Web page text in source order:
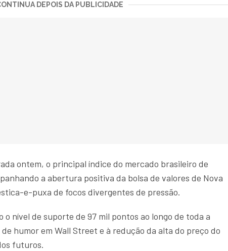
DEPOIS DA PUBLICIDADE
ontem, o principal índice do mercado brasileiro de
a abertura positiva da bolsa de valores de Nova
e-puxa de focos divergentes de pressão.
o nível de suporte de 97 mil pontos ao longo de toda a
humor em Wall Street e à redução da alta do preço do
futuros.